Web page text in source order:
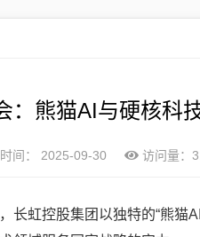
：熊猫AI与硬核科
间： 2025-09-30 访问量：
虹控股集团以独特的“熊猫